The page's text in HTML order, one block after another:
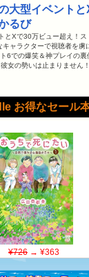
大型イベント
るび
とXで30万ビュー超え！
ャラクターで視聴者を虜
6での爆笑＆神プレイの
女の勢いは止まりません
お得なセール
¥726→ ¥363